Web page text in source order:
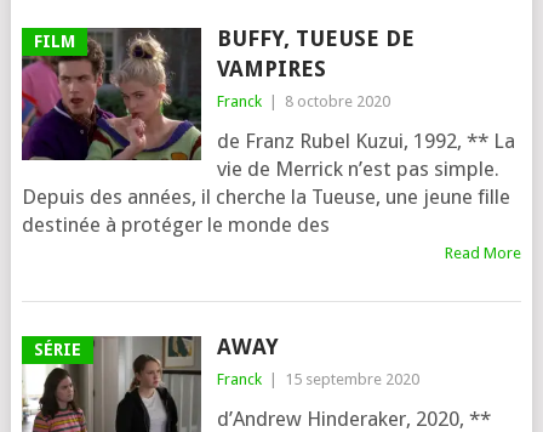
FILM
BUFFY, TUEUSE DE
VAMPIRES
Franck 8 octobre 2020
de Franz Rubel Kuzui, 1992, ** La
vie de Merrick n’est pas simple.
Depuis des années, il cherche la Tueuse, une jeune fille
des­ti­née à pro­té­ger le monde des
Read More
SÉRIE AWAY
Franck 15 septembre 2020
d’Andrew Hinderaker, 2020, **